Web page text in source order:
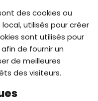
des cookies ou
utilisés pour créer
sont utilisés pour
de fournir un
de meilleures
des visiteurs.